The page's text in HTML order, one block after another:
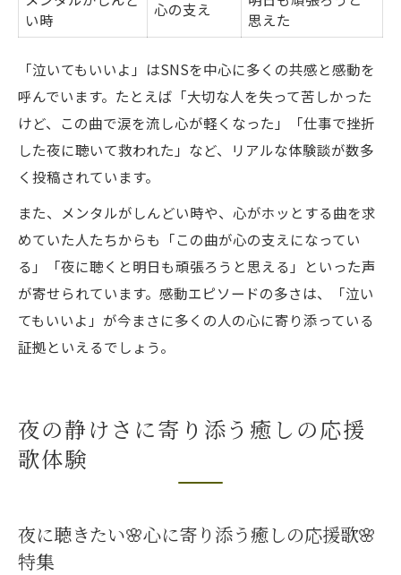
い時
心の支え
思えた
「泣いてもいいよ」はSNSを中心に多くの共感と感動を
呼んでいます。たとえば「大切な人を失って苦しかった
けど、この曲で涙を流し心が軽くなった」「仕事で挫折
した夜に聴いて救われた」など、リアルな体験談が数多
く投稿されています。
また、メンタルがしんどい時や、心がホッとする曲を求
めていた人たちからも「この曲が心の支えになってい
る」「夜に聴くと明日も頑張ろうと思える」といった声
が寄せられています。感動エピソードの多さは、「泣い
てもいいよ」が今まさに多くの人の心に寄り添っている
証拠といえるでしょう。
夜の静けさに寄り添う癒しの応援
歌体験
夜に聴きたい🌸心に寄り添う癒しの応援歌🌸
特集